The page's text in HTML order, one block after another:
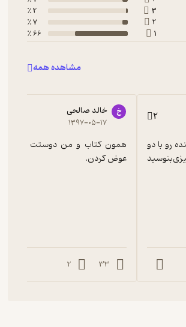
3
2 ٪
2
7 ٪
1
66 ٪
مشاهده همه
2 خ خالد صالحی
۱۳۹۷-۰۵-۱۷
عوض کردن.
33
2